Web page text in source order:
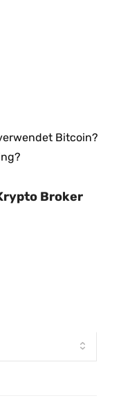
Bitcoin?
Broker